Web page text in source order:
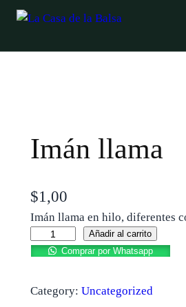
Imán llama
$1,00
Imán llama en hilo, diferentes
Añadir al carrito
Comprar por Whatsapp
Category: Uncategorized